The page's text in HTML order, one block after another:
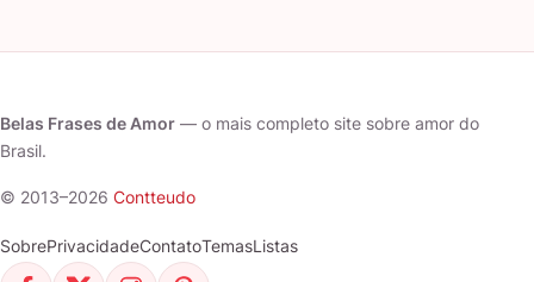
Belas Frases de Amor — o mais completo site sobre amor do
Brasil.
© 2013–2026 Contteudo
SobrePrivacidadeContatoTemasListas